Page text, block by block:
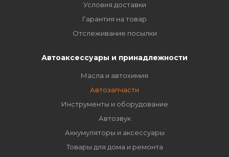
Условия доставки
Гарантия на товар
Отслеживание посылки
Автоаксессуары и принадлежности
Масла и автохимия
Автозапчасти
Инструменты и оборудование
Автозвук
Аккумуляторы и аксессуары
Товары для дома и ремонта